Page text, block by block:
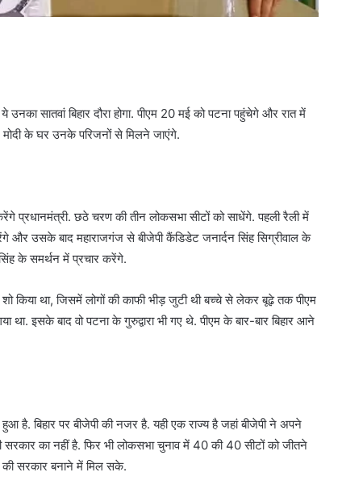
सातवां बिहार दौरा होगा. पीएम 20 मई को पटना पहुंचेगे और रात में
के घर उनके परिजनों से मिलने जाएंगे.
प्रधानमंत्री. छठे चरण की तीन लोकसभा सीटों को साधेंगे. पहली रैली में
और उसके बाद महाराजगंज से बीजेपी कैंडिडेट जनार्दन सिंह सिग्रीवाल के
सिंह के समर्थन में प्रचार करेंगे.
किया था, जिसमें लोगों की काफी भीड़ जुटी थी बच्चे से लेकर बूढ़े तक पीएम
इसके बाद वो पटना के गुरुद्वारा भी गए थे. पीएम के बार-बार बिहार आने
है. बिहार पर बीजेपी की नजर है. यही एक राज्य है जहां बीजेपी ने अपने
सरकार का नहीं है. फिर भी लोकसभा चुनाव में 40 की 40 सीटों को जीतने
की सरकार बनाने में मिल सके.